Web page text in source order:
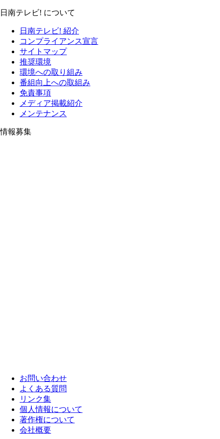
日南テレビ! について
日南テレビ! 紹介
コンプライアンス宣言
サイトマップ
推奨環境
環境への取り組み
番組向上への取組み
免責事項
メディア掲載紹介
メンテナンス
情報募集
お問い合わせ
よくある質問
リンク集
個人情報について
著作権について
会社概要